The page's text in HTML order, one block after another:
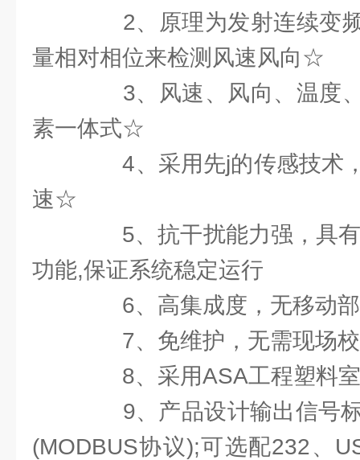
2、原理为发射连续变频
量相对相位来检测风速风向☆
3、风速、风向、温度、
素一体式☆
4、采用先j的传感技术
速☆
5、抗干扰能力强，具有
功能,保证系统稳定运行
6、高集成度，无移动部
7、免维护，无需现场
8、采用ASA工程塑料室
9、产品设计输出信号标
(MODBUS协议);可选配232、